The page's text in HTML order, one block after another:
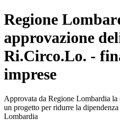
Regione
approvazione
Ri.Circo.Lo. -
imprese
Approvata da Regione Lombardia
un progetto per ridurre la
Lombardia